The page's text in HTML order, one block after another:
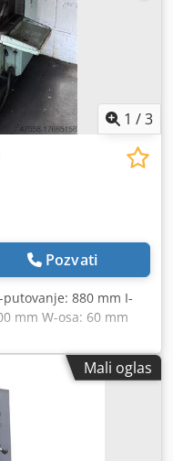
1 /3
Pozvati
880 mm I-
mm W-osa: 60 mm
60 ° Stolna stezna
cca.: 1200 kg
1,4 k 1,9 m DsdeuMali oglas